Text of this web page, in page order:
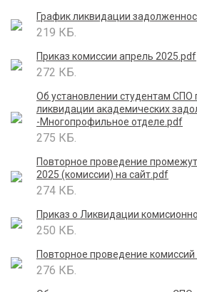
График ликвидации
219 КБ.
Приказ комиссии апрель 2025.pdf
272 КБ.
Об установлении студентам СПО
ликвидации академических
-Многопрофильное отделе.pdf
275 КБ.
Повторное проведение
2025 (комиссии) на сайт.pdf
274 КБ.
Приказ о Ликвидации
250 КБ.
276 КБ.